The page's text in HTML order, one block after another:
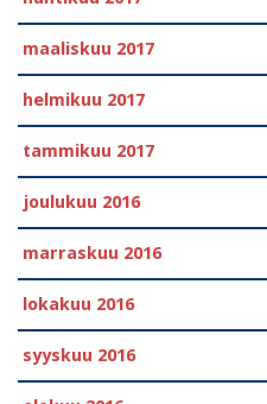
maaliskuu 2017
helmikuu 2017
tammikuu 2017
joulukuu 2016
marraskuu 2016
lokakuu 2016
syyskuu 2016